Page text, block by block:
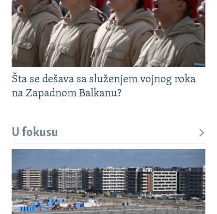
Šta se dešava sa služenjem vojnog roka
na Zapadnom Balkanu?
U fokusu